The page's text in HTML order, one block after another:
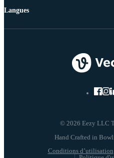
© 2026 Eezy LLC
Conditions d’utilisation
Langues